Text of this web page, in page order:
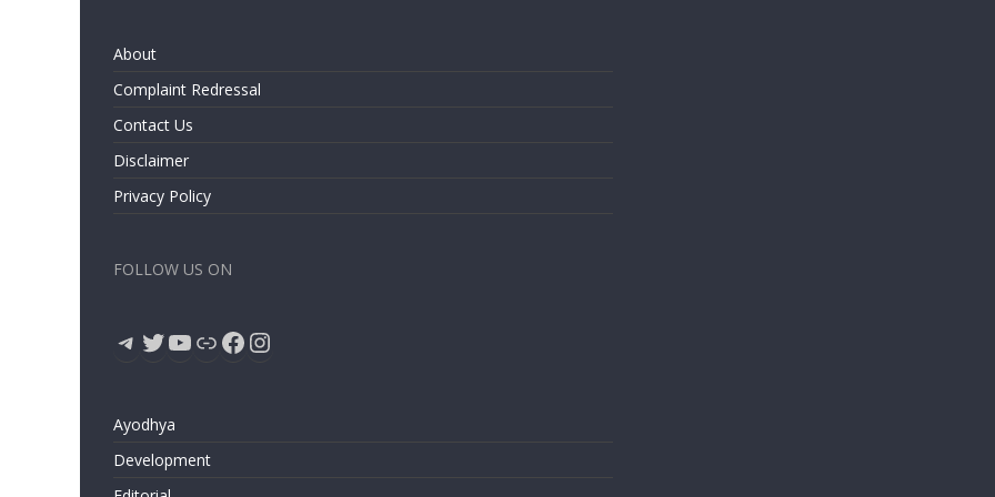
About
Complaint Redressal
Contact Us
Disclaimer
Privacy Policy
FOLLOW US ON
Telegram
Twitter
YouTube
LinkFacebook
Instagram
Ayodhya
Development